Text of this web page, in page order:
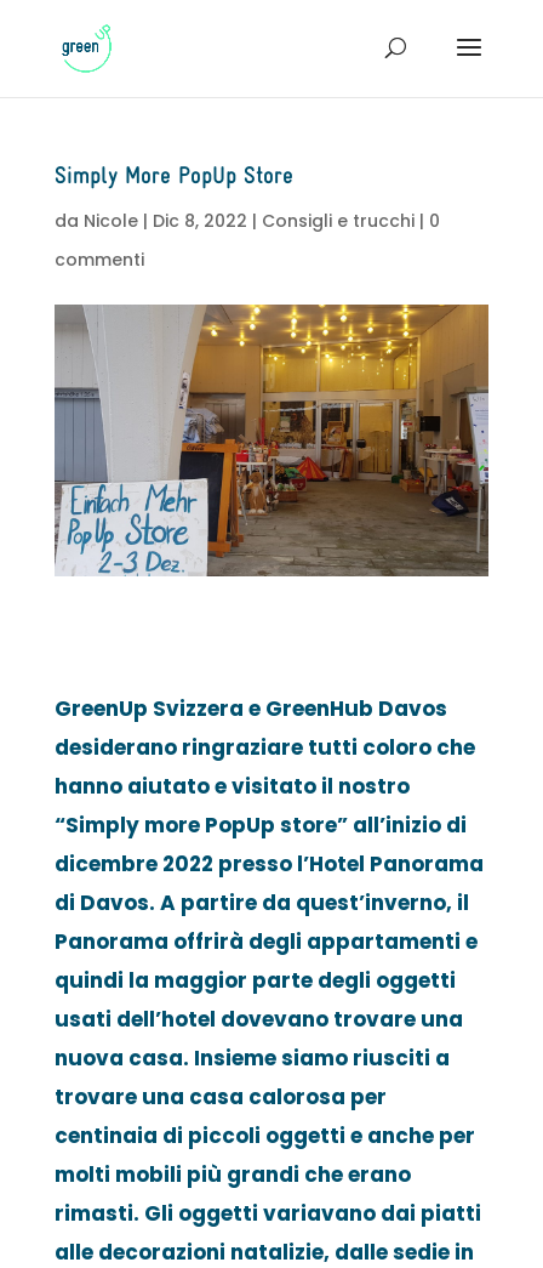
Simply More PopUp Store
da Nicole| Dic 8, 2022 | Consigli e trucchi| 0
commenti
GreenUp Svizzera e GreenHub Davos
desiderano ringraziare tutti coloro che
hanno aiutato e visitato il nostro
“Simply more PopUp store” all’inizio di
dicembre 2022 presso l’Hotel Panorama
di Davos. A partire da quest’inverno, il
Panorama offrirà degli appartamenti e
quindi la maggior parte degli oggetti
usati dell’hotel dovevano trovare una
nuova casa. Insieme siamo riusciti a
trovare una casa calorosa per
centinaia di piccoli oggetti e anche per
molti mobili più grandi che erano
rimasti. Gli oggetti variavano dai piatti
alle decorazioni natalizie, dalle sedie in